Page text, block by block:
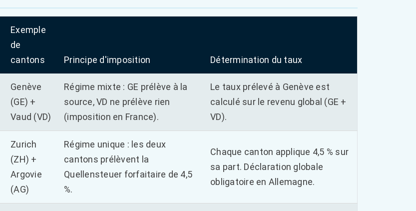
Exemple
de
cantons
Principe d'imposition Détermination du taux
Genève
(GE) +
Vaud (VD)
Régime mixte : GE prélève à la
source, VD ne prélève rien
(imposition en France).
Le taux prélevé à Genève est
calculé sur le revenu global (GE +
VD).
Zurich
(ZH) +
Argovie
(AG)
Régime unique : les deux
cantons prélèvent la
Quellensteuer forfaitaire de 4,5
%.
Chaque canton applique 4,5 % sur
sa part. Déclaration globale
obligatoire en Allemagne.